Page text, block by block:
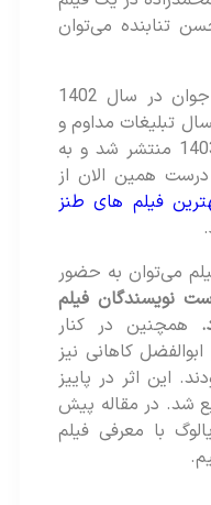
می‌توان
فیلم زودپز به کارگردانی رامبد جوان در سال 1402
مداوم و
خبری، بالاخره در سال 1403 منتشر شد و به
الان از
های طنز
به حضور
فیلم
در کنار
کاهانی نیز
اثر در پاییز
در مقاله پیش
معرفی فیلم